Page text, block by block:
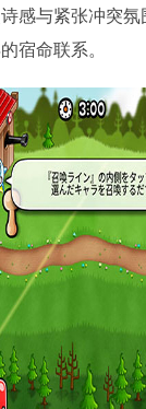
感与紧张冲突
宿命联系。